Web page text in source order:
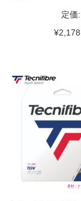
定価:
¥2,178